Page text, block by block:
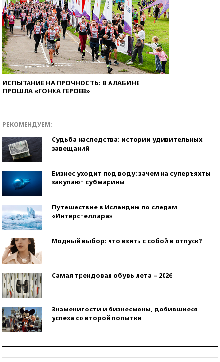
ИСПЫТАНИЕ НА ПРОЧНОСТЬ: В АЛАБИНЕ
ПРОШЛА «ГОНКА ГЕРОЕВ»
РЕКОМЕНДУЕМ:
Судьба наследства: истории удивительных
завещаний
Бизнес уходит под воду: зачем на суперъяхты
закупают субмарины
Путешествие в Исландию по следам
«Интерстеллара»
Модный выбор: что взять с собой в отпуск?
Самая трендовая обувь лета – 2026
Знаменитости и бизнесмены, добившиеся
успеха со второй попытки